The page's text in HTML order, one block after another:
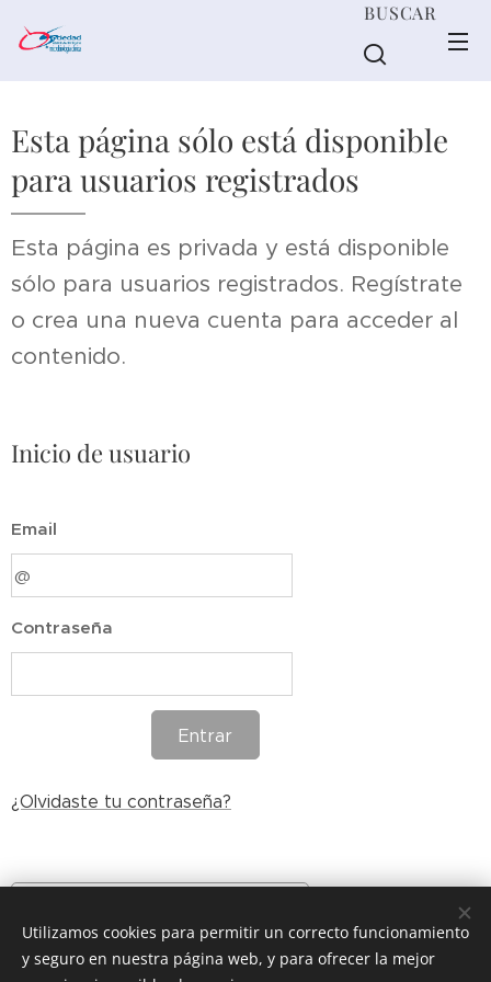
BUSCAR
Esta página sólo está disponible
para usuarios registrados
Esta página es privada y está disponible
sólo para usuarios registrados. Regístrate
o crea una nueva cuenta para acceder al
contenido.
Inicio de usuario
Email
Contraseña
Entrar
¿Olvidaste tu contraseña?
Utilizamos cookies para permitir un correcto funcionamiento
y seguro en nuestra página web, y para ofrecer la mejor